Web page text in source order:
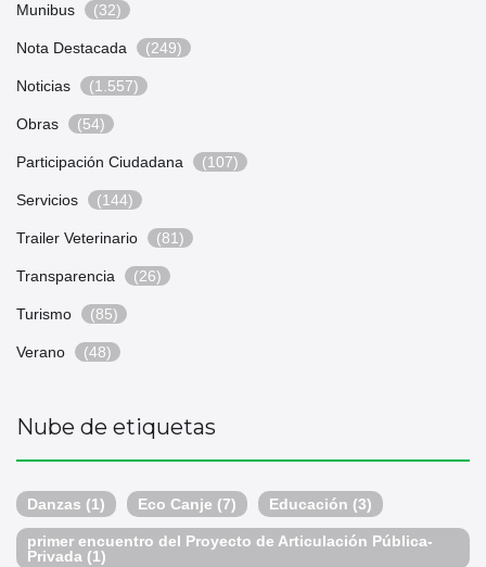
Munibus (32)
Nota Destacada (249)
Noticias (1.557)
Obras (54)
Participación Ciudadana (107)
Servicios (144)
Trailer Veterinario (81)
Transparencia (26)
Turismo (85)
Verano (48)
Nube de etiquetas
Danzas (1) Eco Canje (7) Educación (3)
primer encuentro del Proyecto de Articulación Pública-
Privada (1)